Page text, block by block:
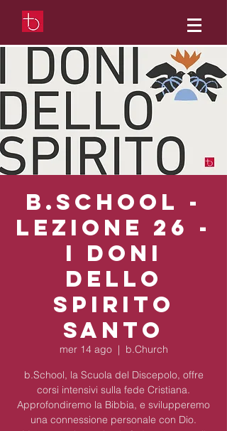
b.School -
Lezione 26 -
I doni
dello
Spirito
Santo
mer 14 ago
  |
b.Church
b.School, la Scuola del Discepolo, offre
corsi intensivi sulla fede Cristiana.
Approfondiremo la Bibbia, e svilupperemo
una connessione personale con Dio.